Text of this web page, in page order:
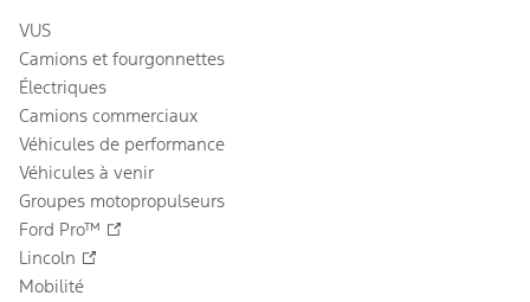
VUS
Camions et fourgonnettes
Électriques
Camions commerciaux
Véhicules de performance
Véhicules à venir
Groupes motopropulseurs
Ford Pro™
Lincoln
Mobilité